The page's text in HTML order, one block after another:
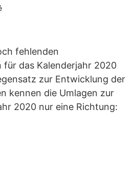
fehlenden
für das Kalenderjahr 2020
zur Entwicklung der
kennen die Umlagen zur
2020 nur eine Richtung: